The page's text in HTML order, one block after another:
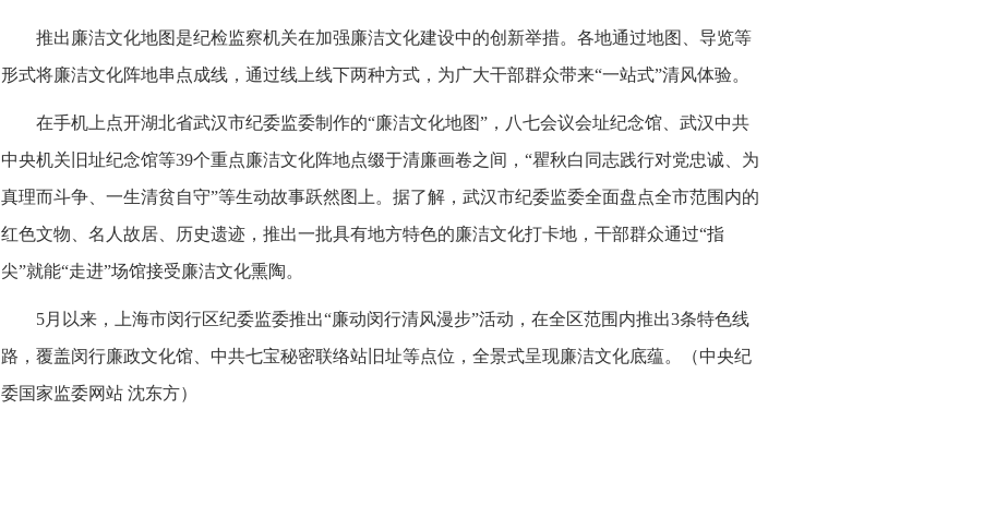
推出廉洁文化地图是纪检监察机关在加强廉洁文化建设中的创新举措。各地通过地图、导览等
形式将廉洁文化阵地串点成线，通过线上线下两种方式，为广大干部群众带来“一站式”清风体验。
在手机上点开湖北省武汉市纪委监委制作的“廉洁文化地图”，八七会议会址纪念馆、武汉中共
中央机关旧址纪念馆等39个重点廉洁文化阵地点缀于清廉画卷之间，“瞿秋白同志践行对党忠诚、为
真理而斗争、一生清贫自守”等生动故事跃然图上。据了解，武汉市纪委监委全面盘点全市范围内的
红色文物、名人故居、历史遗迹，推出一批具有地方特色的廉洁文化打卡地，干部群众通过“指
尖”就能“走进”场馆接受廉洁文化熏陶。
5月以来，上海市闵行区纪委监委推出“廉动闵行清风漫步”活动，在全区范围内推出3条特色线
路，覆盖闵行廉政文化馆、中共七宝秘密联络站旧址等点位，全景式呈现廉洁文化底蕴。（中央纪
委国家监委网站 沈东方）